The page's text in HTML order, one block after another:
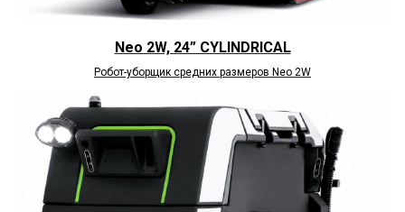
Neo 2W, 24” CYLINDRICAL
Робот-уборщик средних размеров Neo 2W